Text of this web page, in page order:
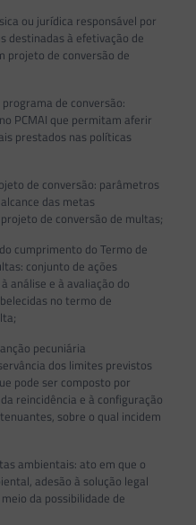
ou jurídica responsável por
destinadas à efetivação de
projeto de conversão de
de conversão:
PCMAI que permitam aferir
prestados nas políticas
de conversão: parâmetros
das metas
de conversão de multas;
cumprimento do Termo de
conjunto de ações
análise e à avaliação do
no termo de
pecuniária
dos limites previstos
pode ser composto por
reincidência e à configuração
sobre o qual incidem
ambientais: ato em que o
adesão à solução legal
da possibilidade de